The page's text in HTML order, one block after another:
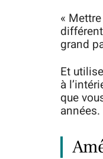
«
grand
Et
à
que